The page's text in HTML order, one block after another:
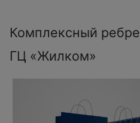
Комплексный
ГЦ «Жилком»